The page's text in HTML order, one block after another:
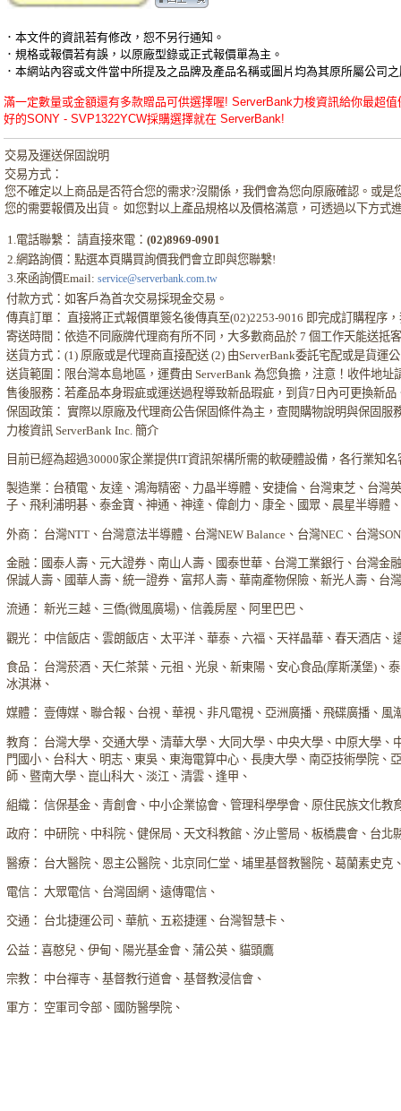
．本文件的資訊若有修改，恕不另行通知。
．規格或報價若有誤，以原廠型錄或正式報價單為主。
．本網站內容或文件當中所提及之品牌及產品名稱或圖片均為其原所屬公司
滿一定數量或金額還有多款贈品可供選擇喔! ServerBank力梭資訊給你最超
好的SONY - SVP1322YCW採購選擇就在 ServerBank!
交易及運送保固說明
交易方式：
您不確定以上商品是否符合您的需求?沒關係，我們會為您向原廠確認。或
您的需要報價及出貨。 如您對以上產品規格以及價格滿意，可透過以下方式
1.電話聯繫： 請直接來電：(02)8969-0901
2.網路詢價：點選本頁購買詢價我們會立即與您聯繫!
3.來函詢價Email: service@serverbank.com.tw
付款方式：如客戶為首次交易採現金交易。
傳真訂單： 直接將正式報價單簽名後傳真至(02)2253-9016 即完成訂購程序
寄送時間：依造不同廠牌代理商有所不同，大多數商品於 7 個工作天能送抵
送貨方式：(1) 原廠或是代理商直接配送 (2) 由ServerBank委託宅配或是貨運
送貨範圍：限台灣本島地區，運費由 ServerBank 為您負擔，注意！收件地址
售後服務：若產品本身瑕疵或運送過程導致新品瑕疵，到貨7日內可更換新品
保固政策： 實際以原廠及代理商公告保固條件為主，查閱購物說明與保固服
力梭資訊 ServerBank Inc. 簡介
目前已經為超過30000家企業提供IT資訊架構所需的軟硬體設備，各行業知名
製造業：台積電、友達、鴻海精密、力晶半導體、安捷倫、台灣東芝、台灣
子、飛利浦明碁、泰金寶、神通、神達、偉創力、康全、國眾、晨星半導體
外商： 台灣NTT、台灣意法半導體、台灣NEW Balance、台灣NEC、台灣
金融：國泰人壽、元大證券、南山人壽、國泰世華、台灣工業銀行、台灣金
保誠人壽、國華人壽、統一證券、富邦人壽、華南產物保險、新光人壽、台
流通： 新光三越、三僑(微風廣場)、信義房屋、阿里巴巴、
觀光： 中信飯店、雲朗飯店、太平洋、華泰、六福、天祥晶華、春天酒店、
食品： 台灣菸酒、天仁茶葉、元祖、光泉、新東陽、安心食品(摩斯漢堡)、
冰淇淋、
媒體： 壹傳媒、聯合報、台視、華視、非凡電視、亞洲廣播、飛碟廣播、風
教育： 台灣大學、交通大學、清華大學、大同大學、中央大學、中原大學
門國小、台科大、明志、東吳、東海電算中心、長庚大學、南亞技術學院、
師、暨南大學、崑山科大、淡江、清雲、逢甲、
組織： 信保基金、青創會、中小企業協會、管理科學學會、原住民族文化教
政府： 中研院、中科院、健保局、天文科教館、汐止警局、板橋農會、台北
醫療： 台大醫院、恩主公醫院、北京同仁堂、埔里基督教醫院、葛蘭素史克
電信： 大眾電信、台灣固網、遠傳電信、
交通： 台北捷運公司、華航、五崧捷運、台灣智慧卡、
公益：喜憨兒、伊甸、陽光基金會、蒲公英、貓頭鷹
宗教： 中台禪寺、基督教行道會、基督教浸信會、
軍方： 空軍司令部、國防醫學院、